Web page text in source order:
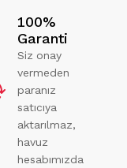
100%
Garanti
Siz onay
vermeden
paranız
satıcıya
aktarılmaz,
havuz
hesabımızda